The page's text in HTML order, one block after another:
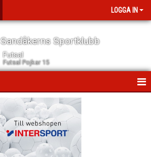
LOGGA IN
Sandåkerns Sportklubb
Futsal
Futsal Pojkar 15